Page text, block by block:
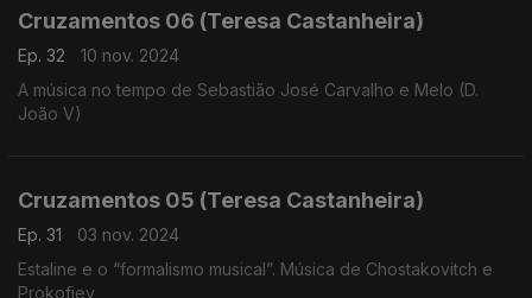
Cruzamentos 06 (Teresa Castanheira)
Ep. 32
10 nov. 2024
A música no tempo de Sebastião José Carvalho e Melo (D.
João V)
Cruzamentos 05 (Teresa Castanheira)
Ep. 31
03 nov. 2024
Estaline e o “formalismo musical”. Música de Chostakovitch e
Prokofiev